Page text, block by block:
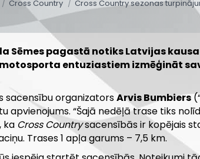
Cross Country Cross Country sezonas
Sēmes pagastā notiks Latvijas
entuziastiem izmēģināt
sacensību organizatorsArvis Bumbiers
apvienojums. “Šajā nedēļā trase tiks
ka Cross Countrysacensībās ir kopējais
Trases 1 apļa garums – 7,5 km.